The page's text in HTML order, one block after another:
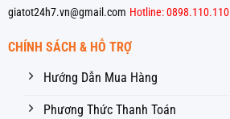
giatot24h7.vn@gmail.com Hotline: 0898.110.110
CHÍNH SÁCH & HỖ TRỢ
Hướng Dẫn Mua Hàng
Phương Thức Thanh Toán